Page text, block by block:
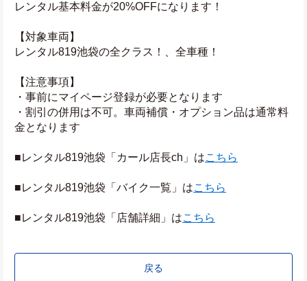
レンタル基本料金が20%OFFになります！
【対象車両】
レンタル819池袋の全クラス！、全車種！
【注意事項】
・事前にマイページ登録が必要となります
・割引の併用は不可。車両補償・オプション品は通常料
金となります
■レンタル819池袋「カール店長ch」はこちら
■レンタル819池袋「バイク一覧」はこちら
■レンタル819池袋「店舗詳細」はこちら
戻る